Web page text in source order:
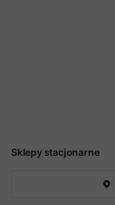
Sklepy stacjonarne